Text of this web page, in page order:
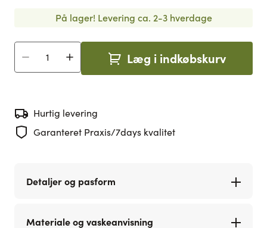
På lager! Levering ca. 2-3 hverdage
Antal Læg i indkøbskurv
Hurtig levering
Garanteret Praxis/7days kvalitet
Detaljer og pasform
Materiale og vaskeanvisning